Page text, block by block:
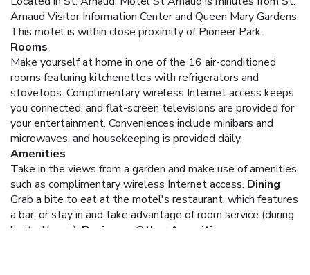
Arnaud Visitor Information Center and Queen Mary Gardens.
This motel is within close proximity of Pioneer Park.
Rooms
Make yourself at home in one of the 16 air-conditioned
rooms featuring kitchenettes with refrigerators and
stovetops. Complimentary wireless Internet access keeps
you connected, and flat-screen televisions are provided for
your entertainment. Conveniences include minibars and
microwaves, and housekeeping is provided daily.
Amenities
Take in the views from a garden and make use of amenities
such as complimentary wireless Internet access. Dining
Grab a bite to eat at the motel's restaurant, which features
a bar, or stay in and take advantage of room service (during
limited hours). Business, Other Amenities